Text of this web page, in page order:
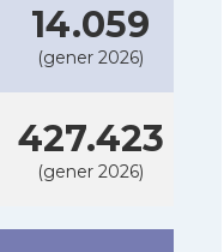
14.059
(gener 2026)
427.423
(gener 2026)